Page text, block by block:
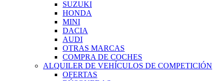
SUZUKI
HONDA
MINI
DACIA
AUDI
OTRAS MARCAS
COMPRA DE COCHES
ALQUILER DE VEHÍCULOS DE COMPETICIÓN
OFERTAS